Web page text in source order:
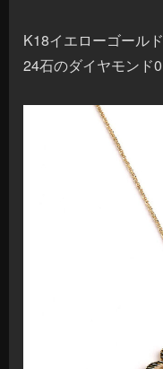
K18イエローゴール
24石のダイヤモンド